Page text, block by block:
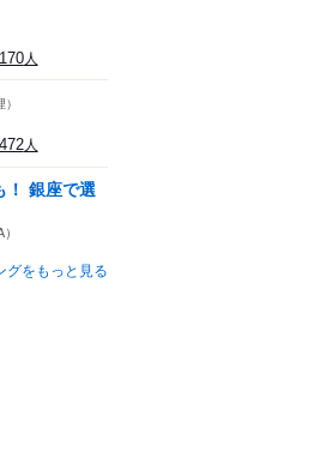
170人
472人
！ 銀座で選
グをもっと見る